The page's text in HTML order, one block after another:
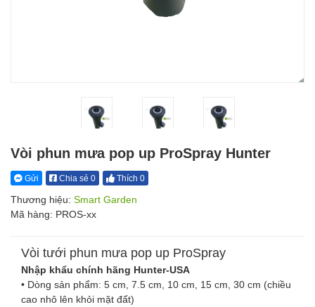
Vòi phun mưa pop up ProSpray Hunter
Gửi Chia sẻ 0 Thích 0
Thương hiệu: Smart Garden
Mã hàng: PROS-xx
Vòi tưới phun mưa pop up ProSpray
Nhập khẩu chính hãng Hunter-USA
• Dòng sản phẩm: 5 cm, 7.5 cm, 10 cm, 15 cm, 30 cm (chiều
cao nhô lên khỏi mặt đất)